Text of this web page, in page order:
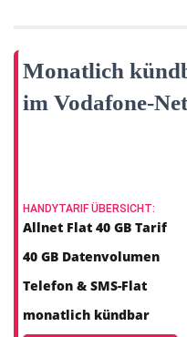
Monatlich
im Vodafone-
HANDYTARIF ÜBERSICHT:
Allnet Flat 40 GB Tarif
40 GB Datenvolumen
Telefon & SMS-Flat
monatlich kündbar